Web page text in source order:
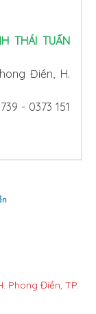
THÁI TUẤN
Điền, H.
- 0373 151
Phong Điền, TP.